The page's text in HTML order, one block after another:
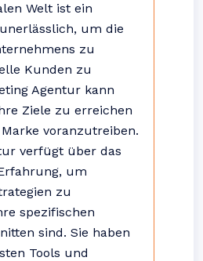
Welt ist ein
um die
zu
Kunden zu
Agentur kann
Ziele zu erreichen
voranzutreiben.
verfügt über das
um
zu
spezifischen
sind. Sie haben
Tools und